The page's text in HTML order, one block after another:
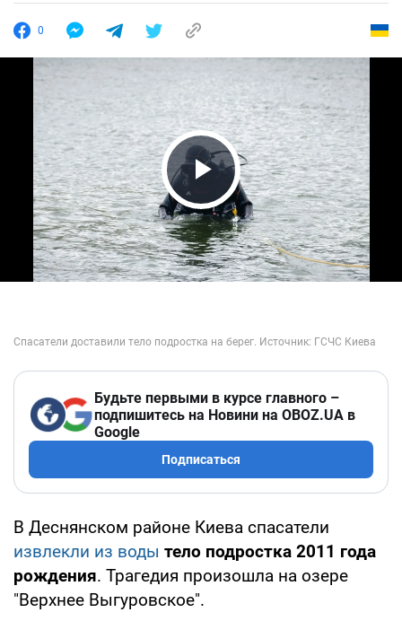
0
Play Video
Будьте первыми в курсе главного –
подпишитесь на Новини на OBOZ.UA в
Google
Подписаться
В Деснянском районе Киева спасатели
извлекли из воды тело подростка 2011 года
рождения. Трагедия произошла на озере
"Верхнее Выгуровское".